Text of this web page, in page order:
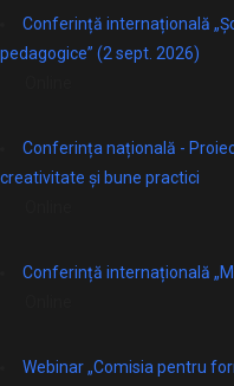
Conferință internațională
pedagogice” (2 sept. 2026)
Conferința națională -
creativitate și bune practici
Conferință internațională
Webinar „Comisia pentru